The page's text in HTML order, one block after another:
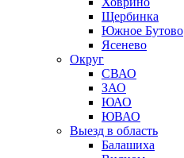
Щербинка
Южное Бутово
Ясенево
Округ
СВАО
ЗАО
ЮАО
ЮВАО
Выезд в область
Балашиха